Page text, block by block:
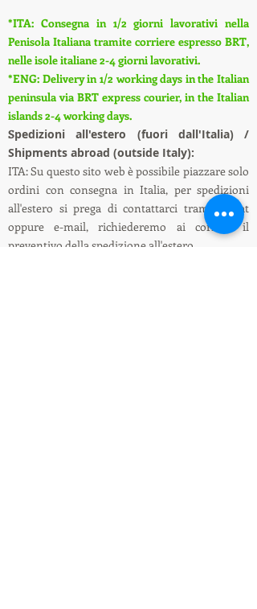
*ITA: Consegna in 1/2 giorni lavorativi nella
Penisola Italiana tramite corriere espresso BRT,
nelle isole italiane 2-4 giorni lavorativi.
*ENG: Delivery in 1/2 working days in the Italian
peninsula via BRT express courier, in the Italian
islands 2-4 working days.
Spedizioni all'estero (fuori dall'Italia) /
Shipments abroad (outside Italy):
ITA: Su questo sito web è possibile piazzare solo
ordini con consegna in Italia, per spedizioni
all'estero si prega di contattarci tramite chat
oppure e-mail, richiederemo ai corrieri il
preventivo della spedizione all'estero.